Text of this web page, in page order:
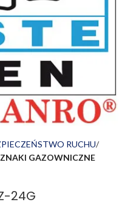
RUCHU
GAZOWNICZNE
24G